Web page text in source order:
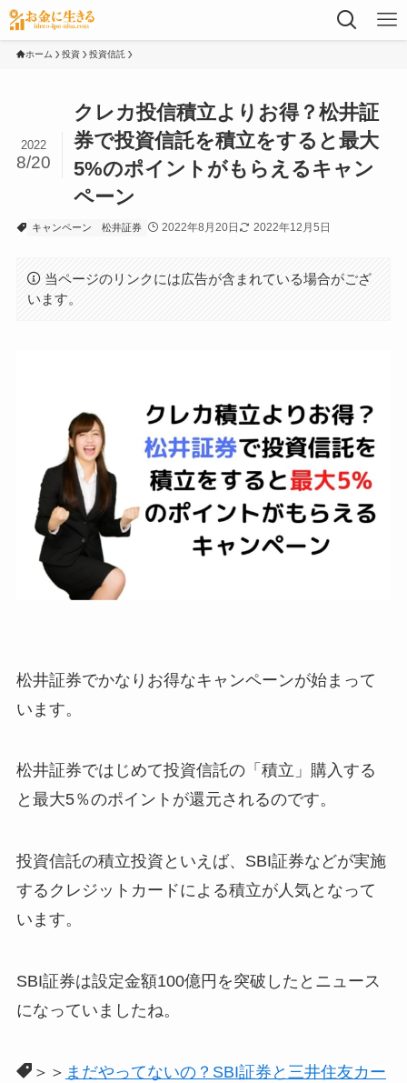
ホーム 投資 投資信託
クレカ投信積立よりお得？松井証
券で投資信託を積立をすると最大
5%のポイントがもらえるキャン
ペーン
2022
8/20
キャンペーン 松井証券 2022年8月20日 2022年12月5日
当ページのリンクには広告が含まれている場合がござ
います。
松井証券でかなりお得なキャンペーンが始まって
います。
松井証券ではじめて投資信託の「積立」購入する
と最大5％のポイントが還元されるのです。
投資信託の積立投資といえば、SBI証券などが実施
するクレジットカードによる積立が人気となって
います。
SBI証券は設定金額100億円を突破したとニュース
になっていましたね。
＞＞ まだやってないの？SBI証券と三井住友カー